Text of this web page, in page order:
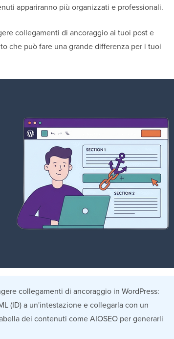
appariranno più organizzati e professionali.
collegamenti di ancoraggio ai tuoi post e
che può fare una grande differenza per i tuoi
collegamenti di ancoraggio in WordPress:
(ID) a un'intestazione e collegarla con un
dei contenuti come AIOSEO per generarli